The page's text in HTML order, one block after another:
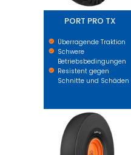
PORT PRO TX
Überragende Traktion
Schwere
Betriebsbedingungen
Resistent gegen
Schnitte und Schäden